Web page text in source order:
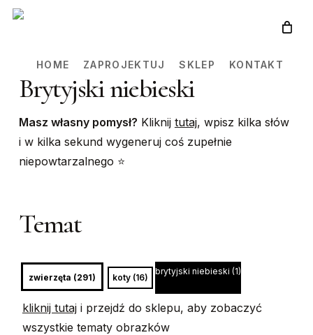
Skip
contentHOME ZAPROJEKTUJ SKLEP KONTAKT
Brytyjski niebieski
Masz własny pomysł? Kliknij tutaj, wpisz kilka słów
i w kilka sekund wygeneruj coś zupełnie
niepowtarzalnego ⭐️
Temat
zwierzęta (291) koty (16)
brytyjski niebieski (1)
kliknij tutaji przejdź do sklepu, aby zobaczyć
wszystkie tematy obrazków